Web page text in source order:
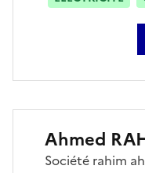
Ahmed
Société rahim